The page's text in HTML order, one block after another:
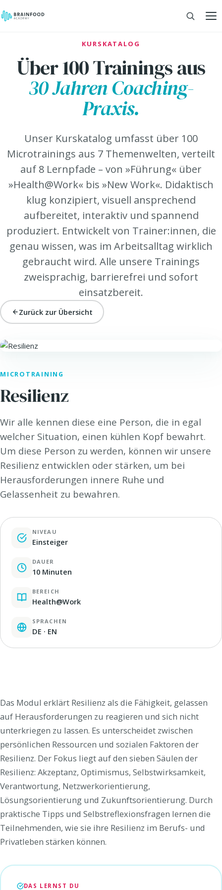
KURSKATALOG
Über 100 Trainings aus
30 Jahren Coaching-
Praxis.
Unser Kurskatalog umfasst über 100
Microtrainings aus 7 Themenwelten, verteilt
auf 8 Lernpfade – von »Führung« über
»Health@Work« bis »New Work«. Didaktisch
klug konzipiert, visuell ansprechend
aufbereitet, interaktiv und spannend
produziert. Entwickelt von Trainer:innen, die
genau wissen, was im Arbeitsalltag wirklich
gebraucht wird. Alle unsere Trainings
zweisprachig, barrierefrei und sofort
einsatzbereit.
Zurück zur Übersicht
MICROTRAINING
Resilienz
Wir alle kennen diese eine Person, die in egal
welcher Situation, einen kühlen Kopf bewahrt.
Um diese Person zu werden, können wir unsere
Resilienz entwicklen oder stärken, um bei
Herausforderungen innere Ruhe und
Gelassenheit zu bewahren.
NIVEAU
Einsteiger
DAUER
10 Minuten
BEREICH
Health@Work
SPRACHEN
DE · EN
Das Modul erklärt Resilienz als die Fähigkeit, gelassen
auf Herausforderungen zu reagieren und sich nicht
unterkriegen zu lassen. Es unterscheidet zwischen
persönlichen Ressourcen und sozialen Faktoren der
Resilienz. Der Fokus liegt auf den sieben Säulen der
Resilienz: Akzeptanz, Optimismus, Selbstwirksamkeit,
Verantwortung, Netzwerkorientierung,
Lösungsorientierung und Zukunftsorientierung. Durch
praktische Tipps und Selbstreflexionsfragen lernen die
Teilnehmenden, wie sie ihre Resilienz im Berufs- und
Privatleben stärken können.
DAS LERNST DU